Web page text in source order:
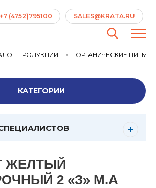
ПРОДУКЦИИ ОРГАНИЧЕСКИЕ
КАТЕГОРИИ
ЖЕЛТЫЙ
2 «З» М.А